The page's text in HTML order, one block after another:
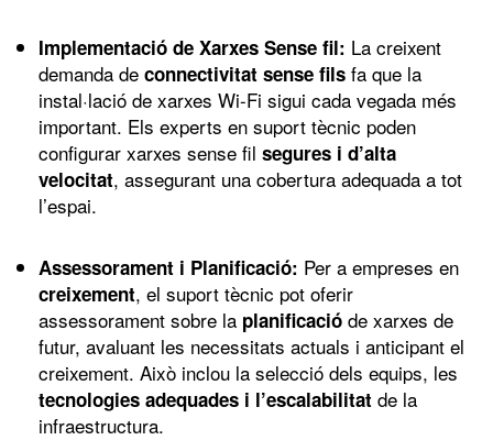
Implementació de Xarxes Sense fil: La creixent
demanda de connectivitat sense fils fa que la
instal·lació de xarxes Wi-Fi sigui cada vegada més
important. Els experts en suport tècnic poden
configurar xarxes sense fil segures i d’alta
velocitat, assegurant una cobertura adequada a tot
l’espai.
Assessorament i Planificació: Per a empreses en
creixement, el suport tècnic pot oferir
assessorament sobre la planificació de xarxes de
futur, avaluant les necessitats actuals i anticipant el
creixement. Això inclou la selecció dels equips, les
tecnologies adequades i l’escalabilitat de la
infraestructura.